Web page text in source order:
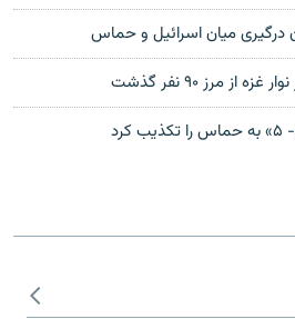
درگیری میان اسرائیل و حماس
مرز ۹۰ نفر گذشت